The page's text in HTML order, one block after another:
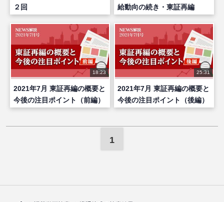
２回
給動向の続き・東証再編
18:23
2021年7月 東証再編の概要と
今後の注目ポイント（前編）
25:31
2021年7月 東証再編の概要と
今後の注目ポイント（後編）
1